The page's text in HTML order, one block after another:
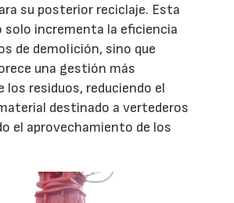
su posterior reciclaje. Esta
solo incrementa la eficiencia
de demolición, sino que
una gestión más
los residuos, reduciendo el
destinado a vertederos
el aprovechamiento de los